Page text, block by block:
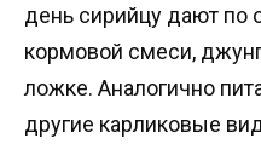
день сирийцу дают по
кормовой смеси,
ложке. Аналогично
другие карликовые